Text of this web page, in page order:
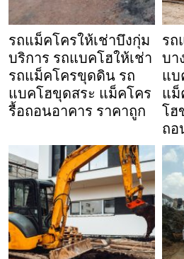
รถแม็คโครให้เช่าบึงกุ่ม
บริการ รถแบคโฮให้เช่า
รถแม็คโครขุดดิน รถ
แบคโฮขุดสระ แม็คโคร
รื้อถอนอาคาร ราคาถูก
รถ
บา
แบ
แ
โฮ
ถอ